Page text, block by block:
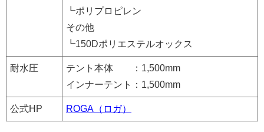
┗ポリプロピレン
その他
┗150Dポリエステルオックス
耐水圧
テント本体 ：1,500mm
インナーテント：1,500mm
公式HP ROGA（ロガ）